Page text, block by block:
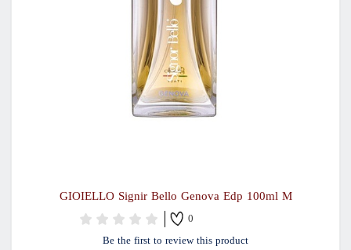
GIOIELLO Signir Bello Genova Edp 100ml M
0
Be the first to review this product